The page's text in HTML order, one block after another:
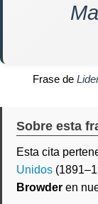
Frase de
Sobre esta
Esta cita
Unidos
Browder en